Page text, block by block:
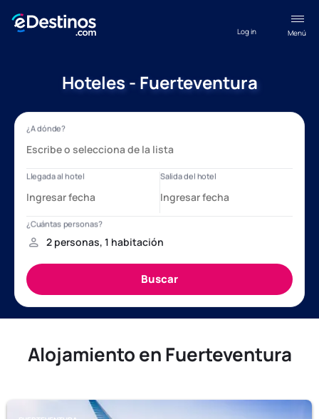
Menú
Log in
Hoteles - Fuerteventura
Alojamiento en Fuerteventura